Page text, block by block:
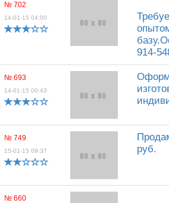
№ 702
14-01-15 04:00
914-
№ 693
14-01-15 00:43
№ 749
15-01-15 09:37
руб.
№ 660